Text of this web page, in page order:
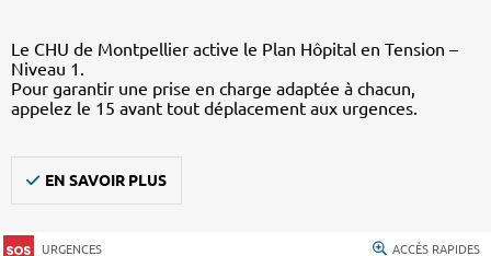
Le CHU de Montpellier active le Plan Hôpital en Tension –
Niveau 1.
Pour garantir une prise en charge adaptée à chacun,
appelez le 15 avant tout déplacement aux urgences.
EN SAVOIR PLUS
URGENCES ACCÈS RAPIDES